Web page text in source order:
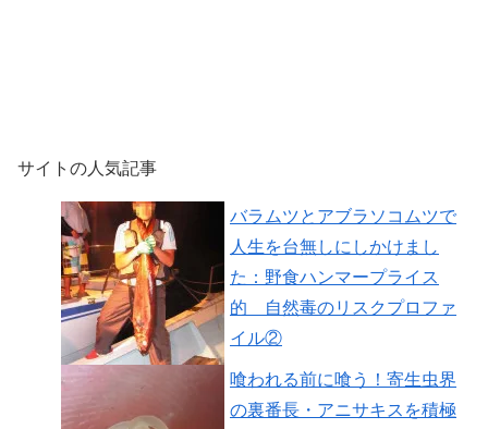
サイトの人気記事
バラムツとアブラソコムツで
人生を台無しにしかけまし
た：野食ハンマープライス
的 自然毒のリスクプロファ
イル②
喰われる前に喰う！寄生虫界
の裏番長・アニサキスを積極